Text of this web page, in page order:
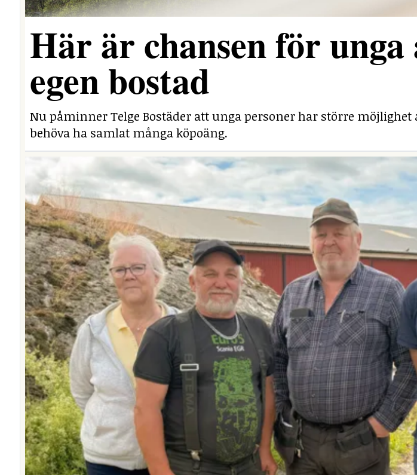
Här är chansen för unga
egen bostad
Nu påminner Telge Bostäder att unga personer har större
behöva ha samlat många köpoäng.